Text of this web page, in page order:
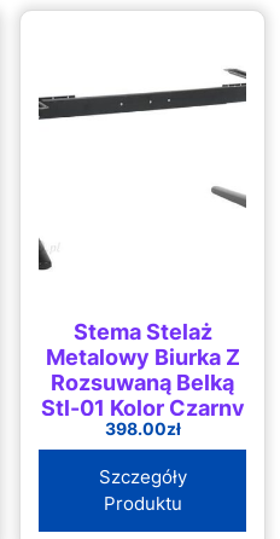
Stema Stelaż
Metalowy Biurka Z
Rozsuwaną Belką
Stl-01 Kolor Czarny
398.00zł
Szczegóły
Produktu